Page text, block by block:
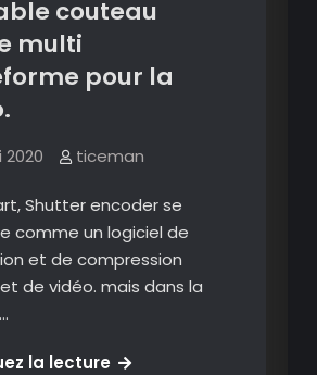
couteau
multi
pour la
2020 ticeman
Shutter encoder se
comme un logiciel de
et de compression
de vidéo. mais dans la
la lectureShutter